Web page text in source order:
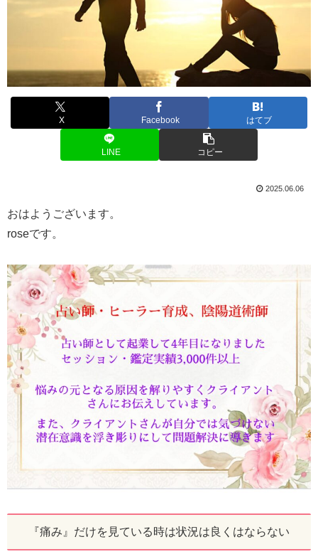
X Facebook はてブ
LINE コピー
2025.06.06
おはようございます。
roseです。
『痛み』だけを見ている時は状況は良くはならない